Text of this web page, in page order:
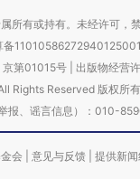
有或持有。未经许可，
备
京第01015号| 出版物经营
Rights Reserved 版权所
报、谣言信息）：
会 意见与反馈 提供新